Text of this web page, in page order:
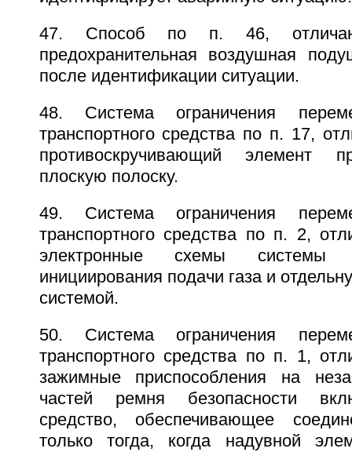
47. Способ по п. 46,
предохранительная воздушная
после идентификации ситуации.
48. Система ограничения
транспортного средства по п. 17,
противоскручивающий элемент
плоскую полоску.
49. Система ограничения
транспортного средства по п. 2,
электронные схемы системы
инициирования подачи газа и
системой.
50. Система ограничения
транспортного средства по п. 1,
зажимные приспособления на
частей ремня безопасности
средство, обеспечивающее
только тогда, когда надувной